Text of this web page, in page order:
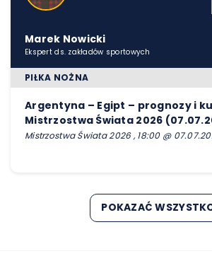
Marek Nowicki
Ekspert ds. zakładów sportowych
PIŁKA NOŻNA
Argentyna – Egipt – prognozy i
Mistrzostwa Świata 2026
Mistrzostwa Świata 2026 , 18:00 @
POKAZAĆ